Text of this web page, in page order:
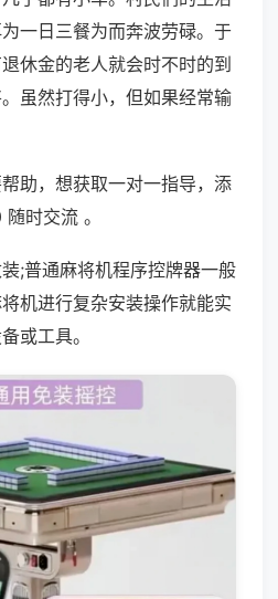
一日三餐为而奔波劳碌。于
休金的老人就会时不时的到
虽然打得小，但如果经常输
助，想获取一对一指导，添
时交流 。
;普通麻将机程序控牌器一般
机进行复杂安装操作就能实
或工具。